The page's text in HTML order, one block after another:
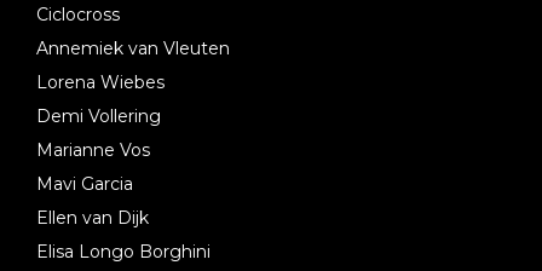
Ciclocross
Annemiek van Vleuten
Lorena Wiebes
Demi Vollering
Marianne Vos
Mavi Garcia
Ellen van Dijk
Elisa Longo Borghini